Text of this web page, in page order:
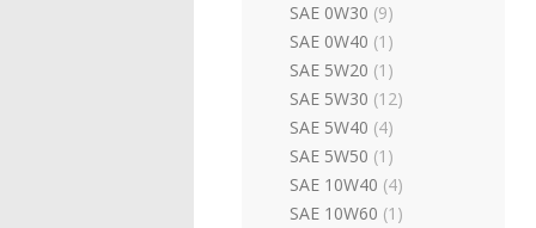
SAE 0W30 (9)
SAE 0W40 (1)
SAE 5W20 (1)
SAE 5W30 (12)
SAE 5W40 (4)
SAE 5W50 (1)
SAE 10W40 (4)
SAE 10W60 (1)